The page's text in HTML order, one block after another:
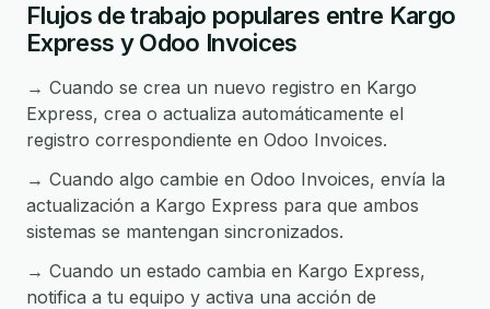
Flujos de trabajo populares entre Kargo
Express y Odoo Invoices
→ Cuando se crea un nuevo registro en Kargo
Express, crea o actualiza automáticamente el
registro correspondiente en Odoo Invoices.
→ Cuando algo cambie en Odoo Invoices, envía la
actualización a Kargo Express para que ambos
sistemas se mantengan sincronizados.
→ Cuando un estado cambia en Kargo Express,
notifica a tu equipo y activa una acción de